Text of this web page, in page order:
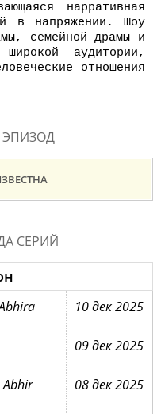
нарративная
в напряжении. Шоу
семейной драмы и
аудитории,
отношения
СЕРИЙ
10 дек 2025
09 дек 2025
Abhir 08 дек 2025